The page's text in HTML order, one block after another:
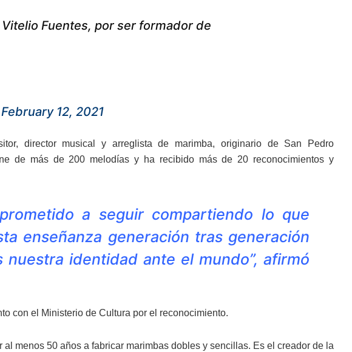
Fuentes, por ser formador de
February 12, 2021
director musical y arreglista de marimba, originario de San Pedro
de más de 200 melodías y ha recibido más de 20 reconocimientos y
a seguir compartiendo lo que
enseñanza generación tras generación
identidad ante el mundo”, afirmó
con el Ministerio de Cultura por el reconocimiento.
menos 50 años a fabricar marimbas dobles y sencillas. Es el creador de la